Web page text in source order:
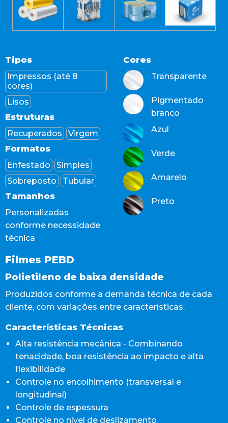
Tipos
Impressos (até 8
cores)
Lisos
Estruturas
Recuperados Virgem
Formatos
Enfestado
Simples
Sobreposto
Tubular
Tamanhos
Personalizadas
conforme necessidade
técnica
Cores
Transparente
Pigmentado
branco
Azul
Verde
Amarelo
Preto
Filmes PEBD
Polietileno de baixa densidade
Produzidos conforme a demanda técnica de cada
cliente, com variações entre características.
Características Técnicas
Alta resistência mecânica - Combinando
tenacidade, boa resistência ao impacto e alta
flexibilidade
Controle no encolhimento (transversal e
longitudinal)
Controle de espessura
Controle no nível de deslizamento